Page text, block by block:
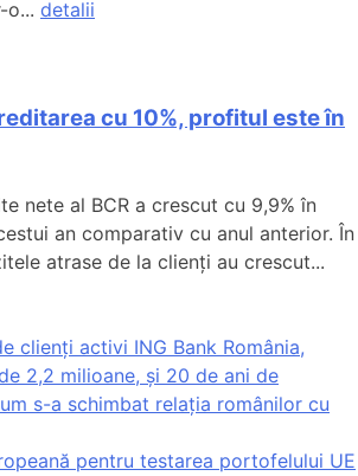
o... detalii
cu 10%, profitul este în
nete al BCR a crescut cu 9,9% în
an comparativ cu anul anterior. În
atrase de la clienți au crescut...
clienți activi ING Bank România,
2,2 milioane, și 20 de ani de
s-a schimbat relația românilor cu
pentru testarea portofelului UE